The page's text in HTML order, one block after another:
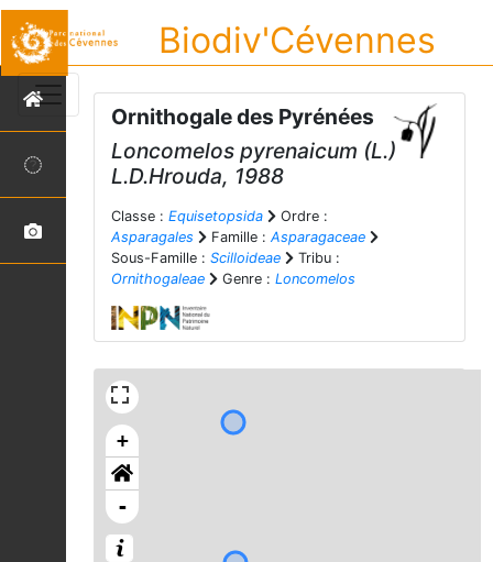
Biodiv'Cévennes
Ornithogale des Pyrénées
Loncomelos pyrenaicum (L.)
L.D.Hrouda, 1988
Classe : Equisetopsida
Ordre :
Asparagales
Famille : Asparagaceae
Sous-Famille : Scilloideae
Tribu :
Ornithogaleae
Genre : Loncomelos
+
-